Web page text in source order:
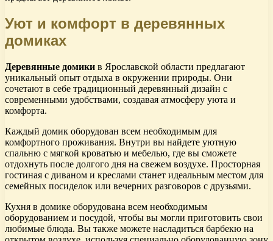
Уют и комфорт в деревянных
домиках
Деревянные домики в Ярославской области предлагают
уникальный опыт отдыха в окружении природы. Они
сочетают в себе традиционный деревянный дизайн с
современными удобствами, создавая атмосферу уюта и
комфорта.
Каждый домик оборудован всем необходимым для
комфортного проживания. Внутри вы найдете уютную
спальню с мягкой кроватью и мебелью, где вы сможете
отдохнуть после долгого дня на свежем воздухе. Просторная
гостиная с диваном и креслами станет идеальным местом для
семейных посиделок или вечерних разговоров с друзьями.
Кухня в домике оборудована всем необходимым
оборудованием и посудой, чтобы вы могли приготовить свои
любимые блюда. Вы также можете насладиться барбекю на